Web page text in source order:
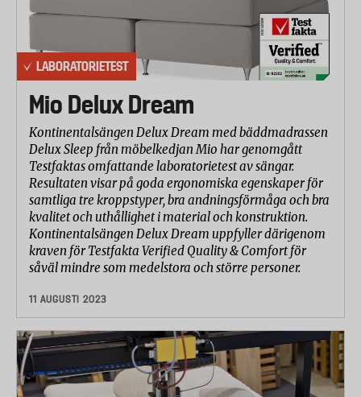
LABORATORIETEST
Mio Delux Dream
Kontinentalsängen Delux Dream med bäddmadrassen
Delux Sleep från möbelkedjan Mio har genomgått
Testfaktas omfattande laboratorietest av sängar.
Resultaten visar på goda ergonomiska egenskaper för
samtliga tre kroppstyper, bra andningsförmåga och bra
kvalitet och uthållighet i material och konstruktion.
Kontinentalsängen Delux Dream uppfyller därigenom
kraven för Testfakta Verified Quality & Comfort för
såväl mindre som medelstora och större personer.
11 AUGUSTI 2023